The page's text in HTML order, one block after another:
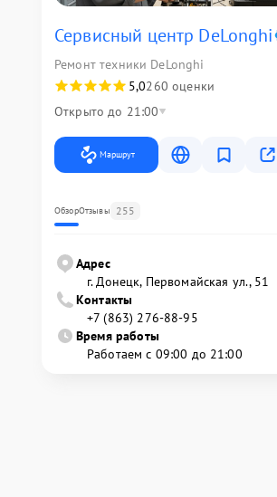
Сервисный центр DeLonghi
Ремонт техники DeLonghi
5,0260 оценки
Открыто до 21:00
Маршрут
ОбзорОтзывы 255
Адрес
г. Донецк, Первомайская ул., 51
Контакты
+7 (863) 276-88-95
Время работы
Работаем с 09:00 до 21:00